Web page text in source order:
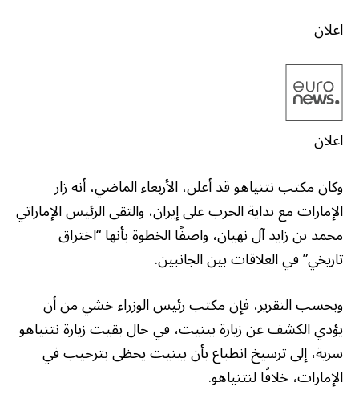
اعلان
اعلان
وكان مكتب نتنياهو قد أعلن، الأربعاء الماضي، أنه زار
الإمارات مع بداية الحرب على إيران، والتقى الرئيس الإماراتي
محمد بن زايد آل نهيان، واصفًا الخطوة بأنها “اختراق
تاريخي” في العلاقات بين الجانبين.
وبحسب التقرير، فإن مكتب رئيس الوزراء خشي من أن
يؤدي الكشف عن زيارة بينيت، في حال بقيت زيارة نتنياهو
سرية، إلى ترسيخ انطباع بأن بينيت يحظى بترحيب في
الإمارات، خلافًا لنتنياهو.